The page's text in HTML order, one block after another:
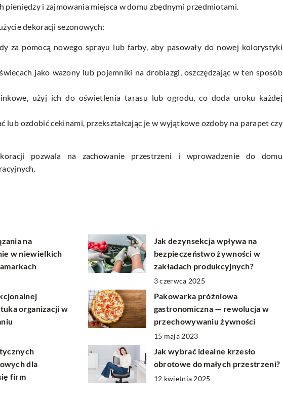
i zajmowania miejsca w domu zbędnymi przedmiotami.
dekoracji sezonowych:
za pomocą nowego sprayu lub farby, aby pasowały do nowej kolorystyki
jako wazony lub pojemniki na drobiazgi, oszczędzając w ten sposób
użyj ich do oświetlenia tarasu lub ogrodu, co doda uroku każdej
lub ozdobić cekinami, przekształcając je w wyjątkowe ozdoby na parapet czy
pozwala na zachowanie przestrzeni i wprowadzenie do domu
na
w niewielkich
Jak dezynsekcja wpływa na
bezpieczeństwo żywności w
zakładach produkcyjnych?
3 czerwca 2025
organizacji w
Pakowarka próżniowa
gastronomiczna — rewolucja w
przechowywaniu żywności
15 maja 2023
dla
firm
Jak wybrać idealne krzesło
obrotowe do małych przestrzeni?
12 kwietnia 2025